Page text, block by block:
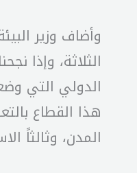
وأضاف وزير
الثلاثة، وإذا
الدولي التي
هذا القطاع
المدن، وثالثاً